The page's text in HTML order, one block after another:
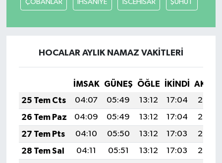
ÇOBANLAR İHSANİYE İSCEHİSAR ŞUHUT
HOCALAR AYLIK NAMAZ VAKITLERI
İMSAK GÜNEŞ ÖĞLE İKINDI
25 Tem Cts
04:07 05:49 13:12 17:04
20:25
26 Tem Paz
04:09 05:49 13:12 17:04
20:24
27 Tem Pts
04:10 05:50 13:12 17:03
20:23
28 Tem Sal
04:11 05:51 13:12 17:03
20:22